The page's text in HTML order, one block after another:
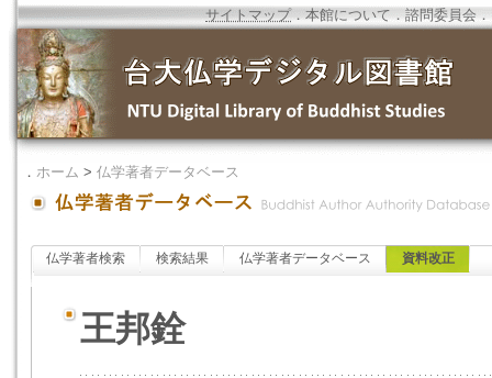
サイトマップ．本館について ．諮問委員会 ．
． ホーム > 仏学著者データベース
仏学著者検索 検索結果 仏学著者データベース 資料改正
王邦銓